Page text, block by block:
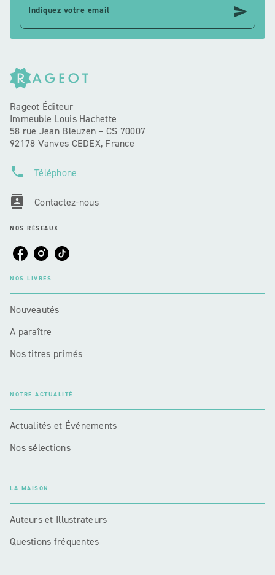
Indiquez votre email send
Rageot Éditeur
Immeuble Louis Hachette
58 rue Jean Bleuzen – CS 70007
92178 Vanves CEDEX, France
phone Téléphone
contacts Contactez-nous
NOS RÉSEAUX
NOS LIVRES
Nouveautés
A paraître
Nos titres primés
NOTRE ACTUALITÉ
Actualités et Événements
Nos sélections
LA MAISON
Auteurs et Illustrateurs
Questions fréquentes